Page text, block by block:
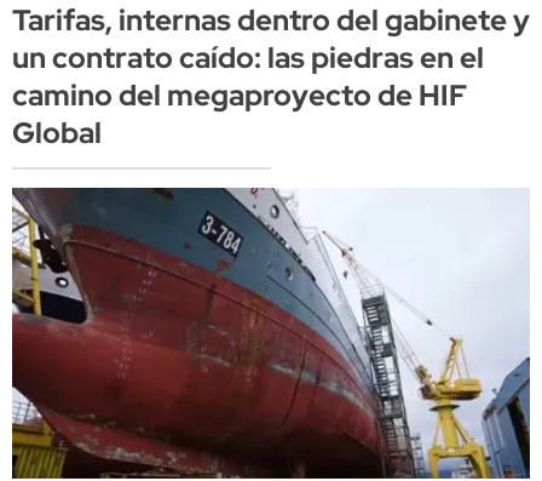
Tarifas, internas dentro del gabinete y
un contrato caído: las piedras en el
camino del megaproyecto de HIF
Global